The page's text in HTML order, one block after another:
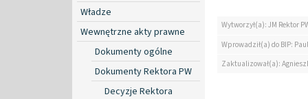
Władze
Wewnętrzne akty prawne
Dokumenty ogólne
Dokumenty Rektora PW
Decyzje Rektora
Wytworzył(a): JM Rektor
Wprowadził(a) do BIP:
Zaktualizował(a):